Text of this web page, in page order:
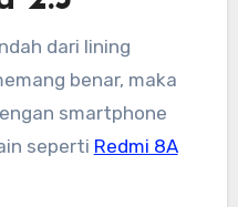
dari lining
benar, maka
smartphone
seperti Redmi 8A